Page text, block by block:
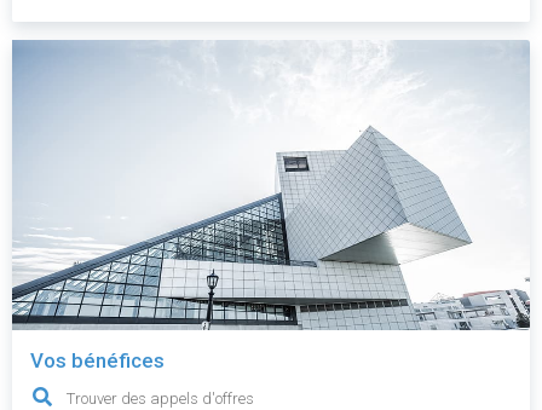
Vos bénéfices
Trouver des appels d'offres